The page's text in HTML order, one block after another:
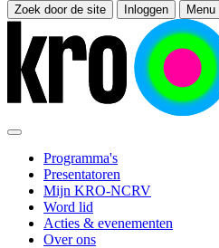
Zoek door de site Inloggen Menu
Programma's
Presentatoren
Mijn KRO-NCRV
Word lid
Acties & evenementen
Over ons